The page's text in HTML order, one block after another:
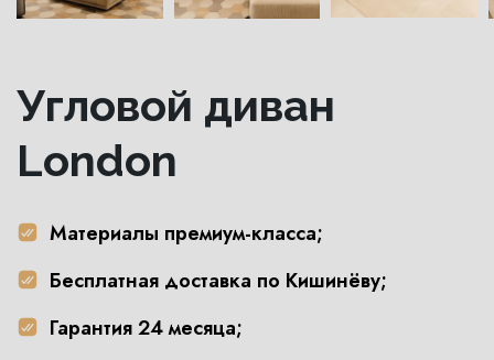
Угловой диван
London
Материалы премиум-класса;
Бесплатная доставка по Кишинёву;
Гарантия 24 месяца;